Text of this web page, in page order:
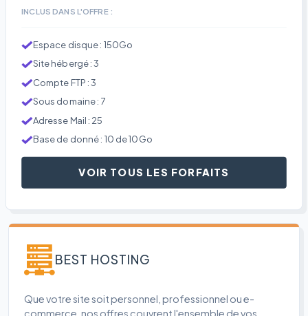
INCLUS DANS L'OFFRE :
Espace disque : 150Go
Site hébergé : 3
Compte FTP : 3
Sous domaine : 7
Adresse Mail : 25
Base de donné : 10 de 10Go
VOIR TOUS LES FORFAITS
BEST HOSTING
Que votre site soit personnel, professionnel ou e-
commerce, nos offres couvrent l'ensemble de vos